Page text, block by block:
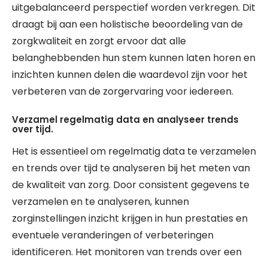
uitgebalanceerd perspectief worden verkregen. Dit
draagt bij aan een holistische beoordeling van de
zorgkwaliteit en zorgt ervoor dat alle
belanghebbenden hun stem kunnen laten horen en
inzichten kunnen delen die waardevol zijn voor het
verbeteren van de zorgervaring voor iedereen.
Verzamel regelmatig data en analyseer trends
over tijd.
Het is essentieel om regelmatig data te verzamelen
en trends over tijd te analyseren bij het meten van
de kwaliteit van zorg. Door consistent gegevens te
verzamelen en te analyseren, kunnen
zorginstellingen inzicht krijgen in hun prestaties en
eventuele veranderingen of verbeteringen
identificeren. Het monitoren van trends over een